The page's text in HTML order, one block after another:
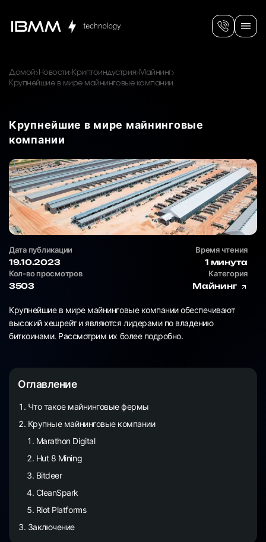
Домой Новости Криптоиндустрия Майнинг
Крупнейшие в мире майнинговые компании
Крупнейшие в мире майнинговые
компании
Дата публикации
19.10.2023
Время чтения
1 минута
Кол-во просмотров
3503
Категория
Майнинг
Крупнейшие в мире майнинговые компании обеспечивают
высокий хешрейт и являются лидерами по владению
биткоинами. Рассмотрим их более подробно.
Оглавление
Что такое майнинговые фермы
Крупные майнинговые компании
Marathon Digital
Hut 8 Mining
Bitdeer
CleanSpark
Riot Platforms
Заключение